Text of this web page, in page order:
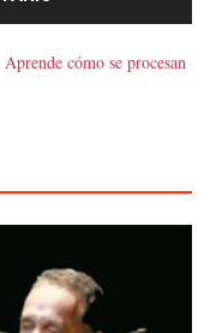
Aprende cómo se procesan